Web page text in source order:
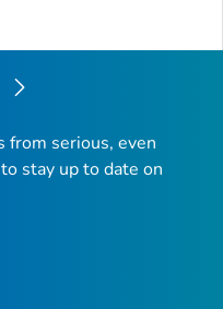
from serious, even
stay up to date on